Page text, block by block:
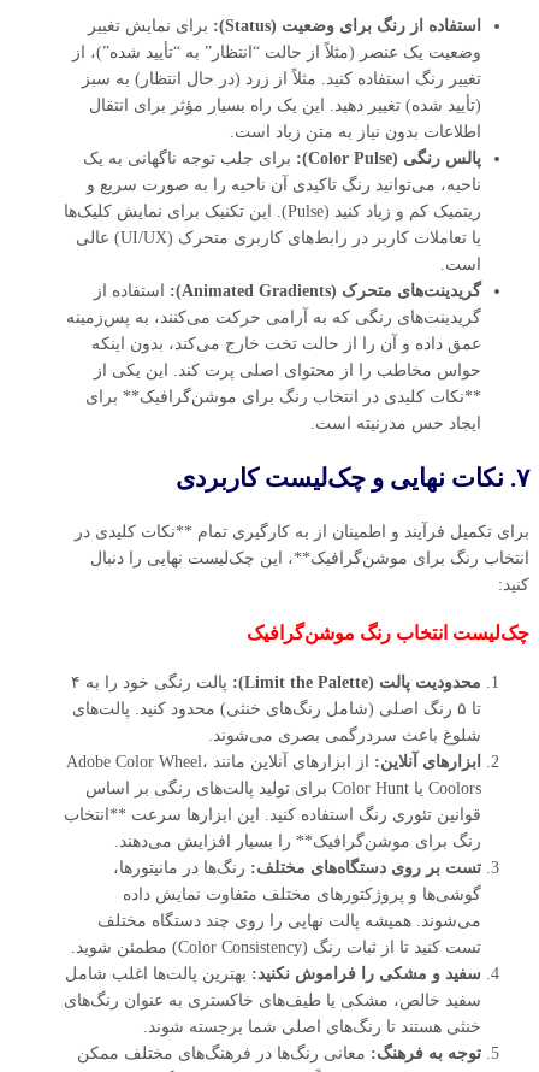
استفاده از رنگ برای وضعیت (Status):
برای نمایش تغییر
وضعیت یک عنصر (مثلاً از حالت “انتظار” به “تأیید شده”)، از
تغییر رنگ استفاده کنید. مثلاً از زرد (در حال انتظار) به سبز
(تأیید شده) تغییر دهید. این یک راه بسیار مؤثر برای انتقال
اطلاعات بدون نیاز به متن زیاد است.
پالس رنگی (Color Pulse):
برای جلب توجه ناگهانی به یک
ناحیه، می‌توانید رنگ تاکیدی آن ناحیه را به صورت سریع و
ریتمیک کم و زیاد کنید (Pulse). این تکنیک برای نمایش کلیک‌ها
یا تعاملات کاربر در رابط‌های کاربری متحرک (UI/UX) عالی
است.
گریدینت‌های متحرک (Animated Gradients):
استفاده از
گریدینت‌های رنگی که به آرامی حرکت می‌کنند، به پس‌زمینه
عمق داده و آن را از حالت تخت خارج می‌کند، بدون اینکه
حواس مخاطب را از محتوای اصلی پرت کند. این یکی از
**نکات کلیدی در انتخاب رنگ برای موشن‌گرافیک** برای
ایجاد حس مدرنیته است.
۷. نکات نهایی و چک‌لیست کاربردی
برای تکمیل فرآیند و اطمینان از به کارگیری تمام **نکات کلیدی در
انتخاب رنگ برای موشن‌گرافیک**، این چک‌لیست نهایی را دنبال
کنید:
چک‌لیست انتخاب رنگ موشن‌گرافیک
محدودیت پالت (Limit the Palette):
پالت رنگی خود را به ۴
تا ۵ رنگ اصلی (شامل رنگ‌های خنثی) محدود کنید. پالت‌های
شلوغ باعث سردرگمی بصری می‌شوند.
ابزارهای آنلاین:
از ابزارهای آنلاین مانند Adobe Color Wheel،
Coolors یا Color Hunt برای تولید پالت‌های رنگی بر اساس
قوانین تئوری رنگ استفاده کنید. این ابزارها سرعت **انتخاب
رنگ برای موشن‌گرافیک** را بسیار افزایش می‌دهند.
تست بر روی دستگاه‌های مختلف: رنگ‌ها در مانیتورها،
گوشی‌ها و پروژکتورهای مختلف متفاوت نمایش داده
می‌شوند. همیشه پالت نهایی را روی چند دستگاه مختلف
تست کنید تا از ثبات رنگ (Color Consistency) مطمئن شوید.
سفید و مشکی را فراموش نکنید: بهترین پالت‌ها اغلب شامل
سفید خالص، مشکی یا طیف‌های خاکستری به عنوان رنگ‌های
خنثی هستند تا رنگ‌های اصلی شما برجسته شوند.
توجه به فرهنگ: معانی رنگ‌ها در فرهنگ‌های مختلف ممکن